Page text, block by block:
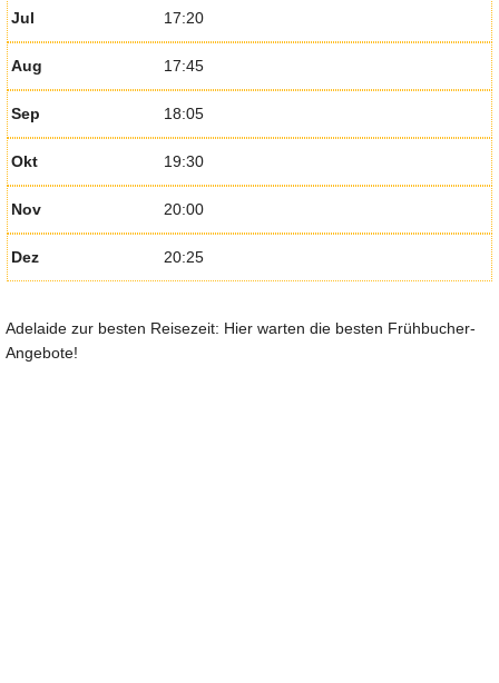
Jul 17:20
Aug 17:45
Sep 18:05
Okt 19:30
Nov 20:00
Dez 20:25
Adelaide zur besten Reisezeit: Hier warten die besten Frühbucher-
Angebote!